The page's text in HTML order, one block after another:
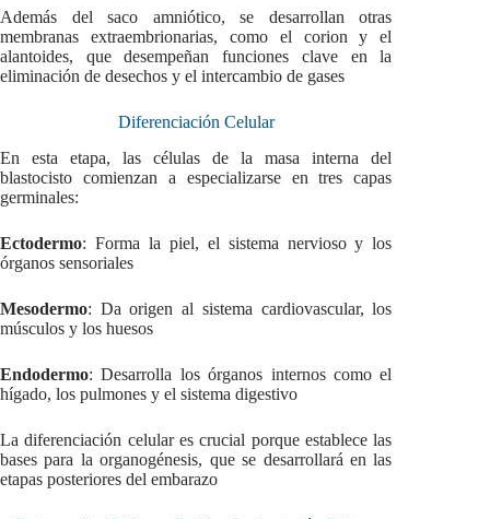
Además del saco amniótico, se desarrollan otras
membranas extraembrionarias, como el corion y el
alantoides, que desempeñan funciones clave en la
eliminación de desechos y el intercambio de gases
Diferenciación Celular
En esta etapa, las células de la masa interna del
blastocisto comienzan a especializarse en tres capas
germinales:
Ectodermo: Forma la piel, el sistema nervioso y los
órganos sensoriales
Mesodermo: Da origen al sistema cardiovascular, los
músculos y los huesos
Endodermo: Desarrolla los órganos internos como el
hígado, los pulmones y el sistema digestivo
La diferenciación celular es crucial porque establece las
bases para la organogénesis, que se desarrollará en las
etapas posteriores del embarazo